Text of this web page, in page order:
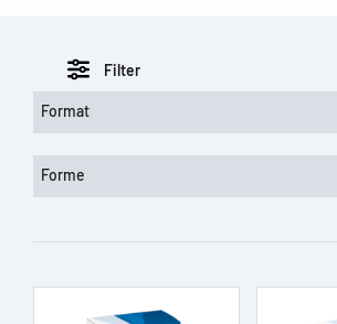
Filter
Format
Forme